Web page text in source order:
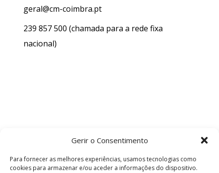
Gerir o Consentimento
Para fornecer as melhores experiências, usamos tecnologias como
cookies para armazenar e/ou aceder a informações do dispositivo.
geral@cm-coimbra.pt
239 857 500 (chamada para a rede fixa
nacional)